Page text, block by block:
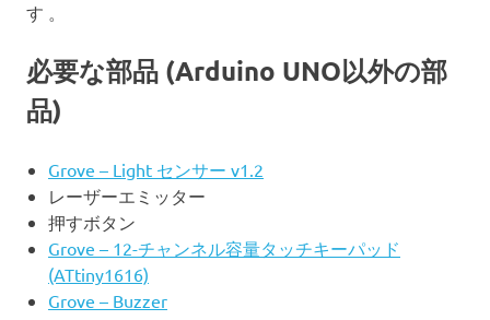
す 。
必要な部品 (Arduino UNO以外の部
品)
Grove – Light センサー v1.2
レーザーエミッター
押すボタン
Grove – 12-チャンネル容量タッチキーパッド
(ATtiny1616)
Grove – Buzzer